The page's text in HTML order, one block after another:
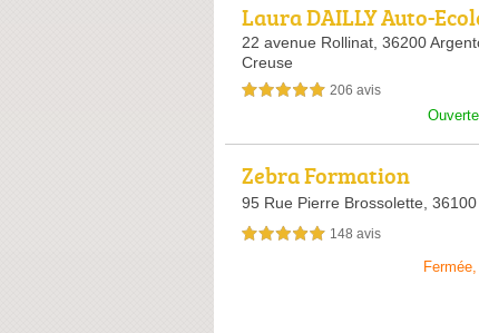
Laura DAILLY Auto-
22 avenue Rollinat, 36200
Creuse
5,0 étoiles sur 5 206 avis
Zebra Formation
95 Rue Pierre Brossolette,
5,0 étoiles sur 5 148 avis